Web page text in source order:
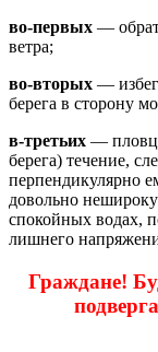
во-первых —
ветра;
во-вторых —
берега в сторону
в-третьих —
берега) течение,
перпендикулярно
довольно
спокойных водах,
лишнего
Граждане!